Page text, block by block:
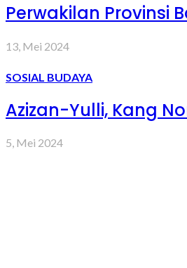
Perwakilan Provinsi
13, Mei 2024
SOSIAL BUDAYA
Azizan-Yulli, Kang
5, Mei 2024